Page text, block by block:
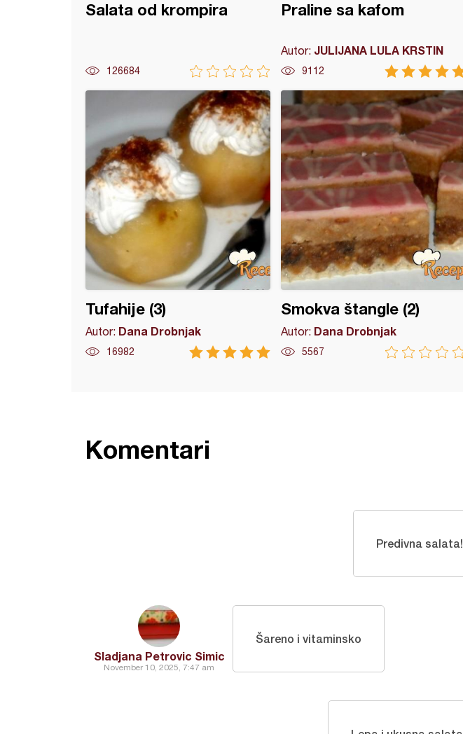
Salata od krompira
126684
Praline sa kafom
Autor: JULIJANA LULA KRSTIN
9112
Tufahije (3)
Autor: Dana Drobnjak
16982
Smokva štangle (2)
Autor: Dana Drobnjak
5567
Komentari
Predivna salata!
Sladjana Petrovic Simic
November 10, 2025, 7:47 am
Šareno i vitaminsko